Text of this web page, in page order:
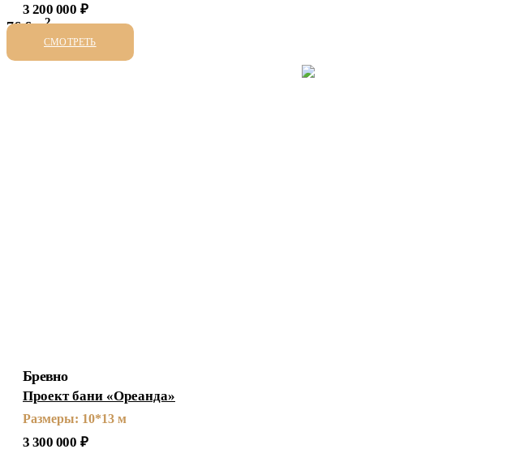
3 200 000 ₽
76,6 м2
СМОТРЕТЬ
Бревно
Проект бани «Ореанда»
Размеры: 10*13 м
3 300 000 ₽